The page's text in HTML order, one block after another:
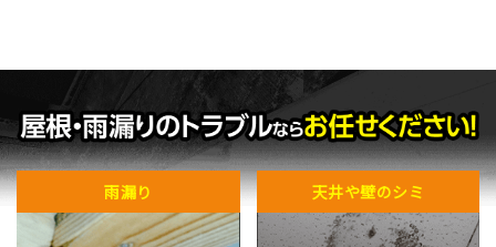
雨漏り 天井や壁のシミ